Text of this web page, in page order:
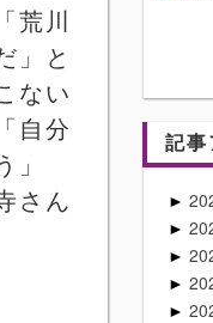
荒川
」と
ない
自分
さん
記
►
►
►
►
►